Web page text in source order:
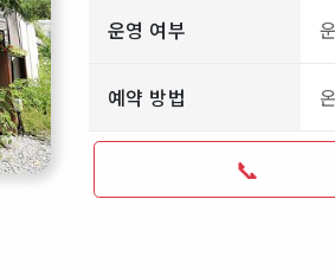
운영 여부
예약 방법
📞